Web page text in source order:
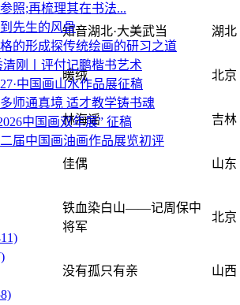
知音湖北·大美武当 湖北
暖绒 北京
林海谣 吉林
佳偶 山东
铁血染白山——记周保中
将军
北京
没有孤只有亲 山西
照;再梳理其在书法...
先生的风骨
的形成探传统绘画的研习之道
刚丨评付记鹏楷书艺术
中国画山水作品展征稿
师通真境 适才教学铸书魂
中国画双年展” 征稿
届中国画油画作品展览初评